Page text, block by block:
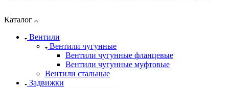
Каталог
Вентили
Вентили чугунные
Вентили чугунные фланцевые
Вентили чугунные муфтовые
Вентили стальные
Задвижки